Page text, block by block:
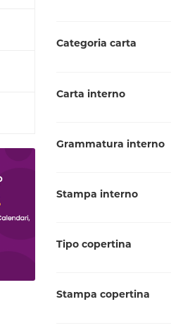
Categoria carta
Carta interno
Grammatura interno
Stampa interno
Tipo copertina
Stampa copertina